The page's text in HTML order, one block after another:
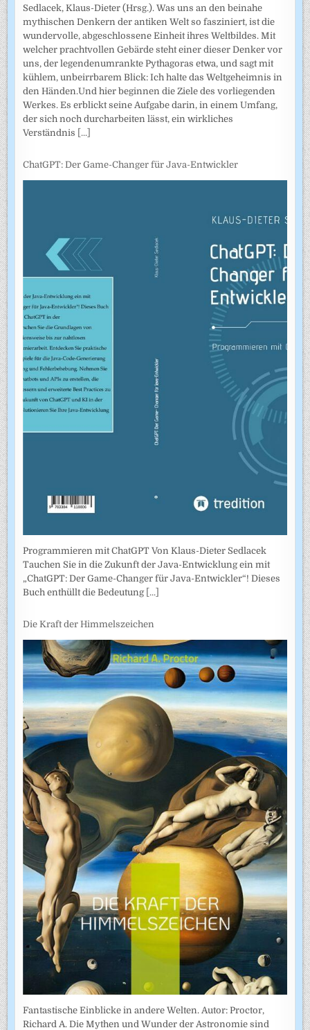
Sedlacek, Klaus-Dieter (Hrsg.). Was uns an den beinahe
mythischen Denkern der antiken Welt so fasziniert, ist die
wundervolle, abgeschlossene Einheit ihres Weltbildes. Mit
welcher prachtvollen Gebärde steht einer dieser Denker vor
uns, der legendenumrankte Pythagoras etwa, und sagt mit
kühlem, unbeirrbarem Blick: Ich halte das Weltgeheimnis in
den Händen.Und hier beginnen die Ziele des vorliegenden
Werkes. Es erblickt seine Aufgabe darin, in einem Umfang,
der sich noch durcharbeiten lässt, ein wirkliches
Verständnis [...]
ChatGPT: Der Game-Changer für Java-Entwickler
Programmieren mit ChatGPT Von Klaus-Dieter Sedlacek
Tauchen Sie in die Zukunft der Java-Entwicklung ein mit
„ChatGPT: Der Game-Changer für Java-Entwickler“! Dieses
Buch enthüllt die Bedeutung [...]
Die Kraft der Himmelszeichen
Fantastische Einblicke in andere Welten. Autor: Proctor,
Richard A. Die Mythen und Wunder der Astronomie sind